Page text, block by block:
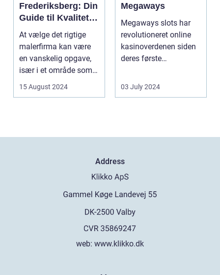
Frederiksberg: Din
Guide til Kvalitet
og Service
At vælge det rigtige
malerfirma kan være
en vanskelig opgave,
især i et område som
Frederiksberg, hv...
15 August 2024
Megaways
Megaways slots har
revolutioneret online
kasinoverdenen siden
deres første
spillea...
03 July 2024
Address
web: www.klikko.dk